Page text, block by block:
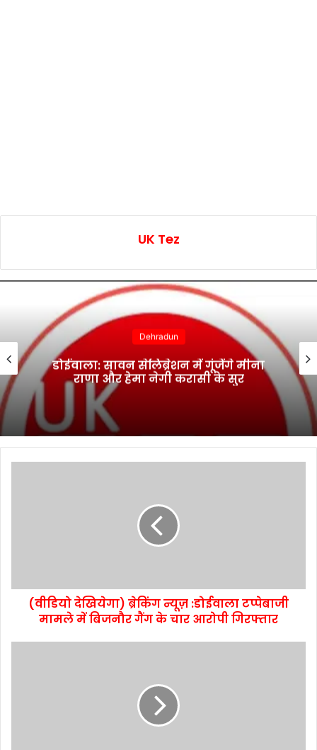
UK Tez
Dehradun
डोईवाला: सावन सेलिब्रेशन में गूंजेंगे मीना
राणा और हेमा नेगी करासी के सुर
(वीडियो देखियेगा) ब्रेकिंग न्यूज़ :डोईवाला टप्पेबाजी
मामले में बिजनौर गैंग के चार आरोपी गिरफ्तार